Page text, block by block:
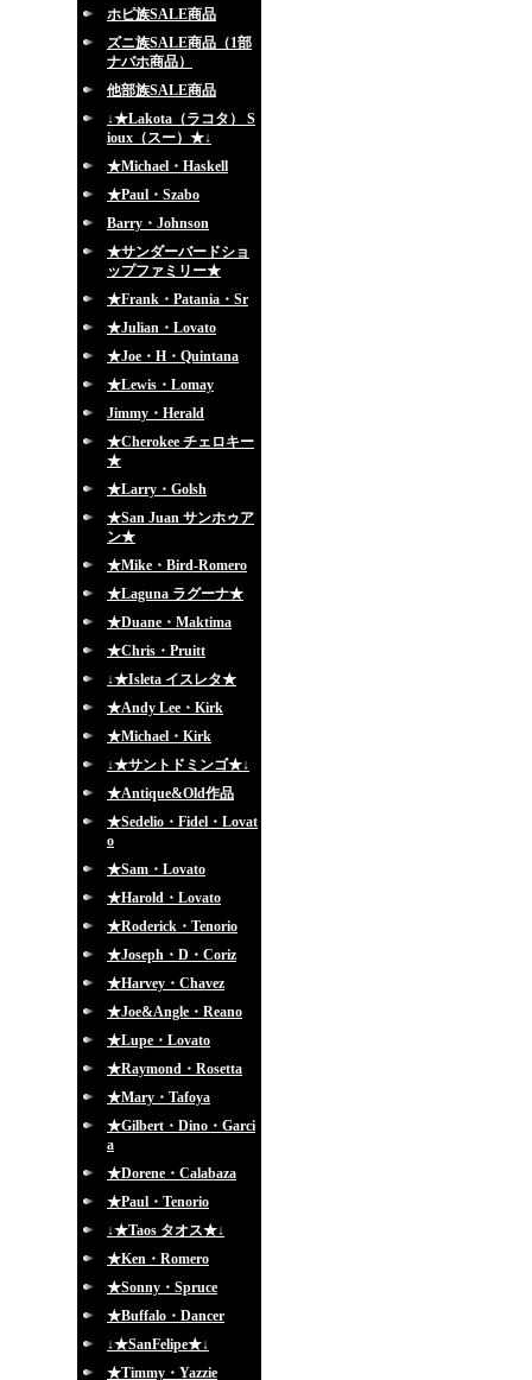
ホピ族SALE商品
ズニ族SALE商品（1部
ナバホ商品）
他部族SALE商品
↓★Lakota（ラコタ） S
ioux（スー）★↓
★Michael・Haskell
★Paul・Szabo
Barry・Johnson
★サンダーバードショ
ップファミリー★
★Frank・Patania・Sr
★Julian・Lovato
★Joe・H・Quintana
★Lewis・Lomay
Jimmy・Herald
★Cherokee チェロキー
★
★Larry・Golsh
★San Juan サンホゥア
ン★
★Mike・Bird-Romero
★Laguna ラグーナ★
★Duane・Maktima
★Chris・Pruitt
↓★Isleta イスレタ★
★Andy Lee・Kirk
★Michael・Kirk
↓★サントドミンゴ★↓
★Antique&Old作品
★Sedelio・Fidel・Lovat
o
★Sam・Lovato
★Harold・Lovato
★Roderick・Tenorio
★Joseph・D・Coriz
★Harvey・Chavez
★Joe&Angle・Reano
★Lupe・Lovato
★Raymond・Rosetta
★Mary・Tafoya
★Gilbert・Dino・Garci
a
★Dorene・Calabaza
★Paul・Tenorio
↓★Taos タオス★↓
★Ken・Romero
★Sonny・Spruce
★Buffalo・Dancer
↓★SanFelipe★↓
★Timmy・Yazzie